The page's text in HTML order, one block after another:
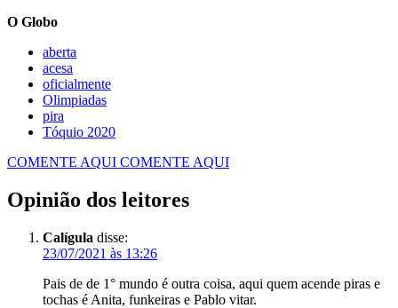
O Globo
aberta
acesa
oficialmente
Olimpiadas
pira
Tóquio 2020
COMENTE AQUI COMENTE AQUI
Opinião dos leitores
Calígula disse:
23/07/2021 às 13:26
Pais de de 1° mundo é outra coisa, aqui quem acende piras e
tochas é Anita, funkeiras e Pablo vitar.